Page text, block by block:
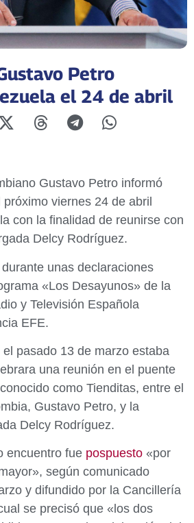
Petro
el 24 de abril
Gustavo Petro informó
viernes 24 de abril
con la finalidad de reunirse con
Delcy Rodríguez.
unas declaraciones
«Los Desayunos» de la
y Televisión Española
EFE.
pasado 13 de marzo estaba
una reunión en el puente
como Tienditas, entre el
Gustavo Petro, y la
Delcy Rodríguez.
encuentro fue pospuesto «por
según comunicado
y difundido por la Cancillería
se precisó que «los dos